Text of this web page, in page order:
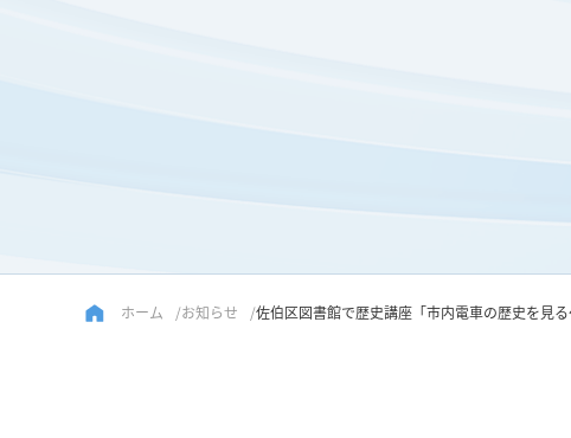
ホーム お知らせ 佐伯区図書館で歴史講座「市内電車の歴史を見